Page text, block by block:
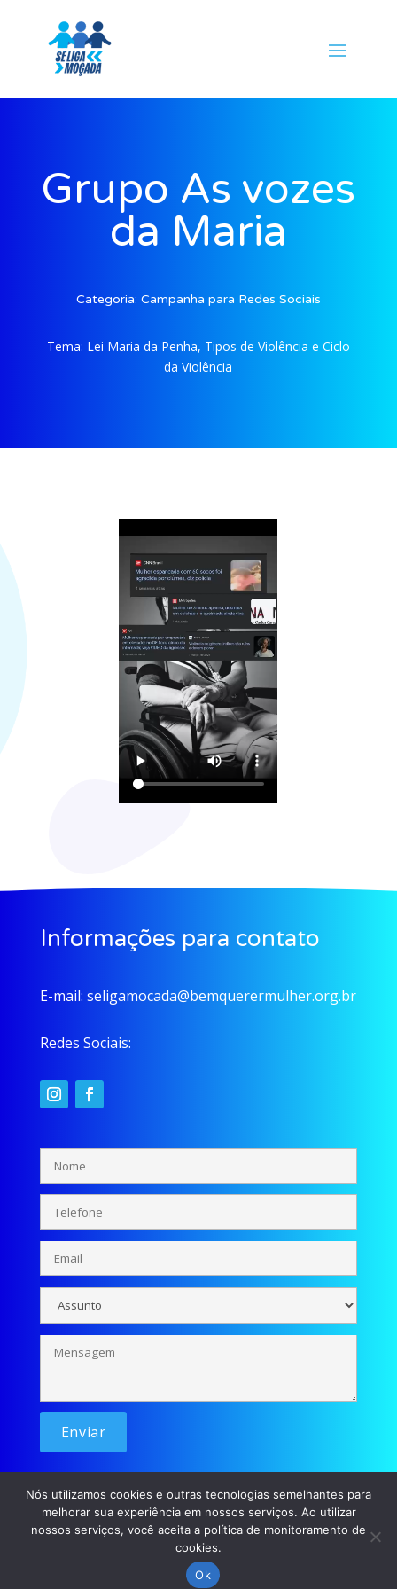
Grupo As vozes
da Maria
Categoria: Campanha para Redes Sociais
Tema: Lei Maria da Penha, Tipos de Violência e Ciclo
da Violência
Informações para contato
E-mail: seligamocada@bemquerermulher.org.br
Redes Sociais:
© Se liga Moçada - 2026 / Desenvolvimento: p45m0
Nós utilizamos cookies e outras tecnologias semelhantes para
melhorar sua experiência em nossos serviços. Ao utilizar
nossos serviços, você aceita a política de monitoramento de
cookies.
Ok